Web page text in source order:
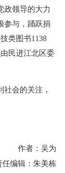
政领导的大力
参与，踊跃捐
类图书1138
民进江北区委
会的关注，
作者：吴为
任编辑：朱美栋